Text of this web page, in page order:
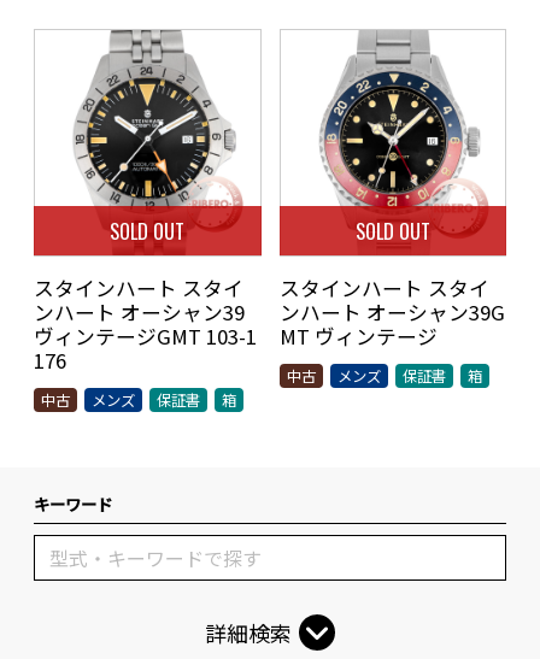
SOLD OUT
スタインハート スタイ
ンハート オーシャン39
ヴィンテージGMT 103-1
176
中古 メンズ 保証書 箱
SOLD OUT
スタインハート スタイ
ンハート オーシャン39G
MT ヴィンテージ
中古 メンズ 保証書 箱
キーワード
詳細検索